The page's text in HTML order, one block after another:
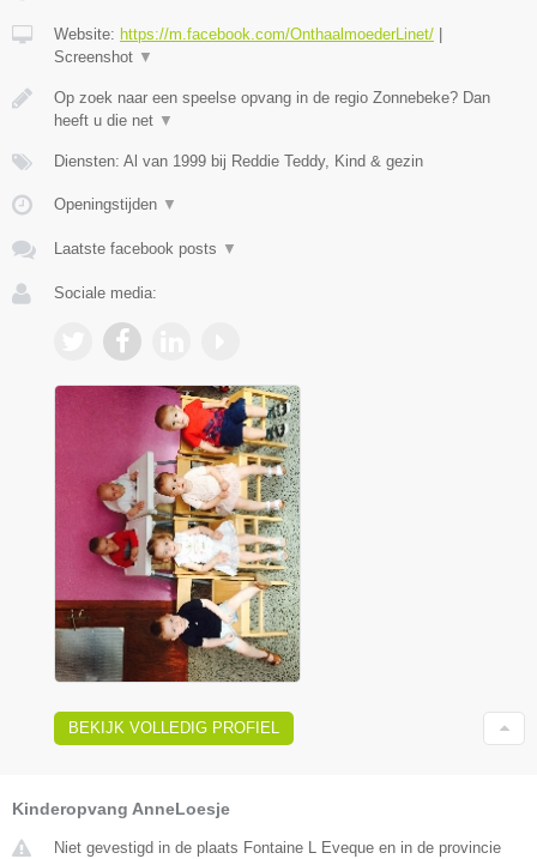
Website: https://m.facebook.com/OnthaalmoederLinet/ |
Screenshot ▼
Op zoek naar een speelse opvang in de regio Zonnebeke? Dan
heeft u die net ▼
Diensten: Al van 1999 bij Reddie Teddy, Kind & gezin
Openingstijden ▼
Laatste facebook posts ▼
Sociale media:
BEKIJK VOLLEDIG PROFIEL
Kinderopvang AnneLoesje
Niet gevestigd in de plaats Fontaine L Eveque en in de provincie